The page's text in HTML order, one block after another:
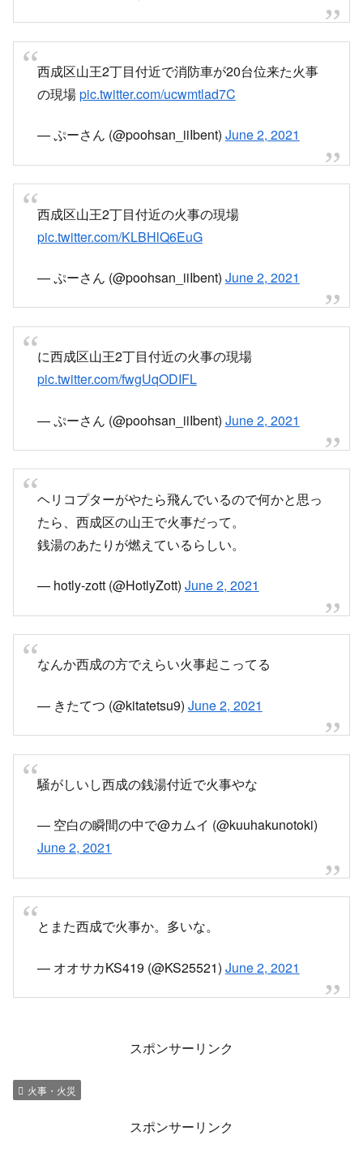
西成区山王2丁目付近で消防車が20台位来た火事
の現場pic.twitter.com/ucwmtlad7C
— ぷーさん (@poohsan_iiIbent) June 2, 2021
西成区山王2丁目付近の火事の現場
pic.twitter.com/KLBHlQ6EuG
— ぷーさん (@poohsan_iiIbent) June 2, 2021
に西成区山王2丁目付近の火事の現場
pic.twitter.com/fwgUqODIFL
— ぷーさん (@poohsan_iiIbent) June 2, 2021
ヘリコプターがやたら飛んでいるので何かと思っ
たら、西成区の山王で火事だって。
銭湯のあたりが燃えているらしい。
— hotly-zott (@HotlyZott) June 2, 2021
なんか西成の方でえらい火事起こってる
— きたてつ (@kitatetsu9) June 2, 2021
騒がしいし西成の銭湯付近で火事やな
— 空白の瞬間の中で@カムイ (@kuuhakunotoki)
June 2, 2021
とまた西成で火事か。多いな。
— オオサカKS419 (@KS25521) June 2, 2021
スポンサーリンク
火事・火災
スポンサーリンク